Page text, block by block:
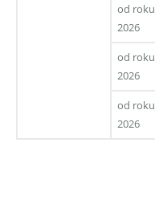
od roku
2026
od roku
2026
od roku
2026